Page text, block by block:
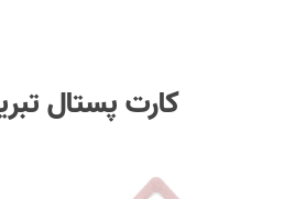
کارت پستال